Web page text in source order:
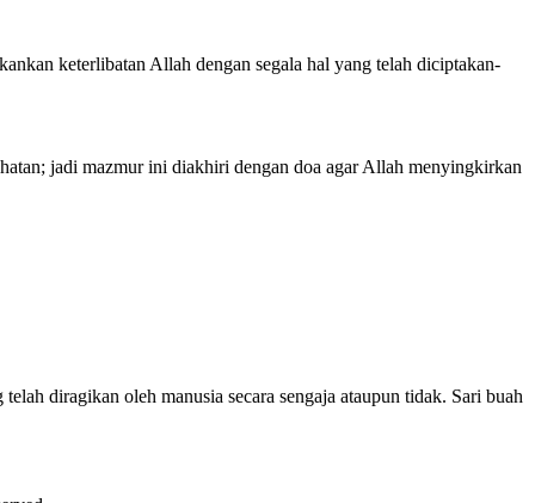
keterlibatan Allah dengan segala hal yang telah diciptakan-
jadi mazmur ini diakhiri dengan doa agar Allah menyingkirkan
telah diragikan oleh manusia secara sengaja ataupun tidak. Sari buah